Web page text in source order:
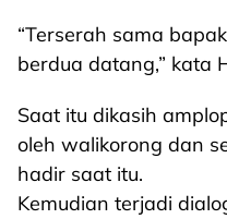
“Terserah sama
berdua datang,” kata
Saat itu dikasih
oleh walikorong dan
hadir saat itu.
Kemudian terjadi